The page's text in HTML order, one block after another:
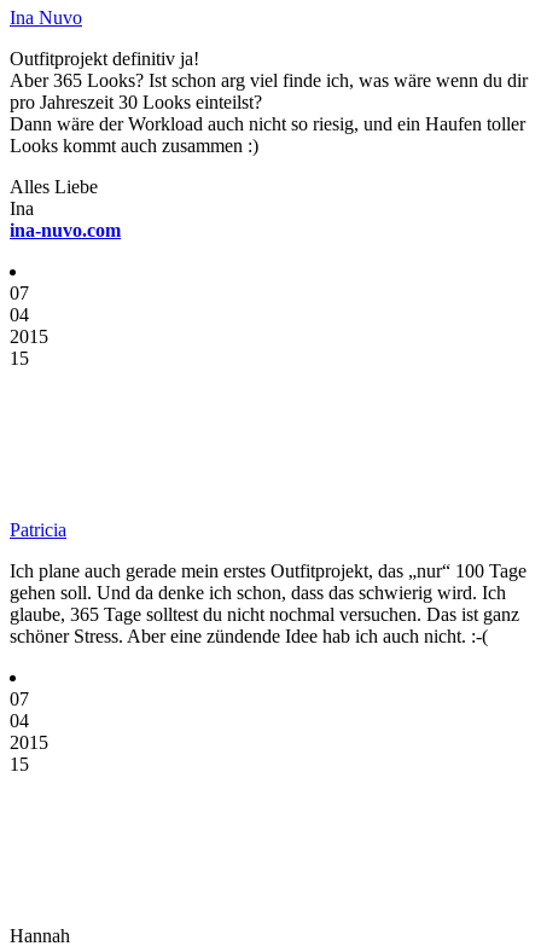
Ina Nuvo
Outfitprojekt definitiv ja!
Aber 365 Looks? Ist schon arg viel finde ich, was wäre wenn du dir
pro Jahreszeit 30 Looks einteilst?
Dann wäre der Workload auch nicht so riesig, und ein Haufen toller
Looks kommt auch zusammen :)
Alles Liebe
Ina
ina-nuvo.com
07
04
2015
15
Patricia
Ich plane auch gerade mein erstes Outfitprojekt, das „nur“ 100 Tage
gehen soll. Und da denke ich schon, dass das schwierig wird. Ich
glaube, 365 Tage solltest du nicht nochmal versuchen. Das ist ganz
schöner Stress. Aber eine zündende Idee hab ich auch nicht. :-(
07
04
2015
15
Hannah